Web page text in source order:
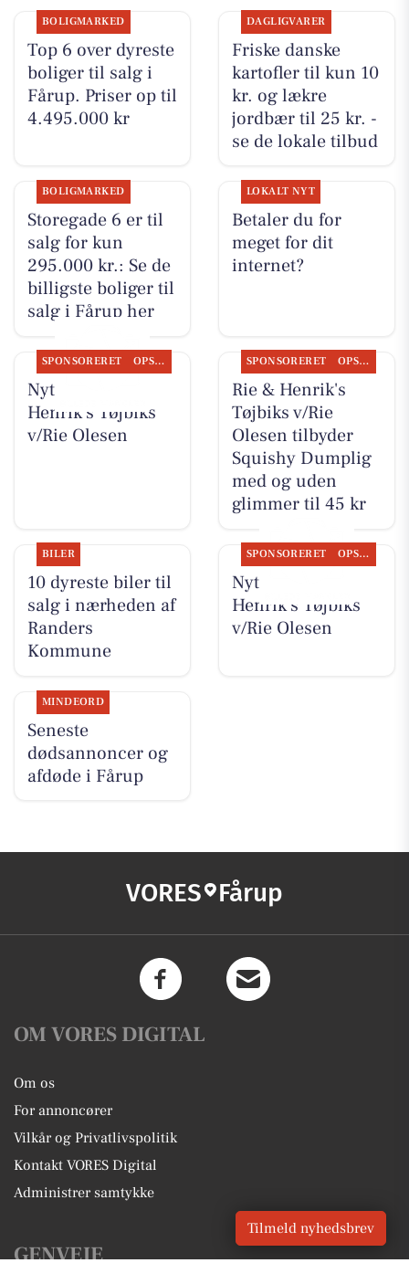
BOLIGMARKED
Top 6 over dyreste
boliger til salg i
Fårup. Priser op til
4.495.000 kr
DAGLIGVARER
Friske danske
kartofler til kun 10
kr. og lækre
jordbær til 25 kr. -
se de lokale tilbud
BOLIGMARKED
Storegade 6 er til
salg for kun
295.000 kr.: Se de
billigste boliger til
salg i Fårup her
LOKALT NYT
Betaler du for
meget for dit
internet?
SPONSORERET OPSLAGSTAVLEN
Nyt fra Rie &
Henrik's Tøjbiks
v/Rie Olesen
SPONSORERET OPSLAGSTAVLEN
Rie & Henrik's
Tøjbiks v/Rie
Olesen tilbyder
Squishy Dumplig
med og uden
glimmer til 45 kr
BILER
10 dyreste biler til
salg i nærheden af
Randers
Kommune
SPONSORERET OPSLAGSTAVLEN
Nyt fra Rie &
Henrik's Tøjbiks
v/Rie Olesen
MINDEORD
Seneste
dødsannoncer og
afdøde i Fårup
VORES Fårup
OM VORES DIGITAL
Om os
For annoncører
Vilkår og Privatlivspolitik
Kontakt VORES Digital
Administrer samtykke
GENVEJE
Tilmeld nyhedsbrev